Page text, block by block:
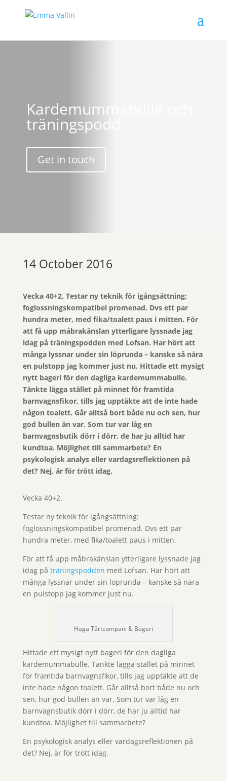
Kardemummabulle och
träningspodd
Get in touch
14 October 2016
Vecka 40+2. Testar ny teknik för igångsättning:
foglossningskompatibel promenad. Dvs ett par
hundra meter, med fika/toalett paus i mitten. För
att få upp måbrakänslan ytterligare lyssnade jag
idag på träningspodden med Lofsan. Har hört att
många lyssnar under sin löprunda – kanske så nära
en pulstopp jag kommer just nu. Hittade ett mysigt
nytt bageri för den dagliga kardemummabulle.
Tänkte lägga stället på minnet för framtida
barnvagnsfikor, tills jag upptäkte att de inte hade
någon toalett. Går alltså bort både nu och sen, hur
god bullen än var. Som tur var låg en
barnvagnsbutik dörr i dörr, de har ju alltid har
kundtoa. Möjlighet till sammarbete? En
psykologisk analys eller vardagsreflektionen på
det? Nej, är för trött idag.
Vecka 40+2.
Testar ny teknik för igångsättning:
foglossningskompatibel promenad. Dvs ett par
hundra meter, med fika/toalett paus i mitten.
För att få upp måbrakänslan ytterligare lyssnade jag
idag på träningspodden med Lofsan. Har hört att
många lyssnar under sin löprunda – kanske så nära
en pulstopp jag kommer just nu.
Haga Tårtcompani & Bageri
Hittade ett mysigt nytt bageri för den dagliga
kardemummabulle. Tänkte lägga stället på minnet
för framtida barnvagnsfikor, tills jag upptäkte att de
inte hade någon toalett. Går alltså bort både nu och
sen, hur god bullen än var. Som tur var låg en
barnvagnsbutik dörr i dörr, de har ju alltid har
kundtoa. Möjlighet till sammarbete?
En psykologisk analys eller vardagsreflektionen på
det? Nej, är för trött idag.